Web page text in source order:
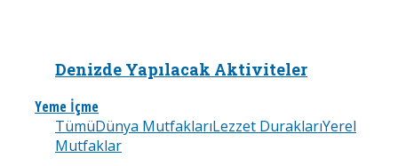
Denizde Yapılacak Aktiviteler
Yeme İçme
TümüDünya MutfaklarıLezzet DuraklarıYerel
Mutfaklar